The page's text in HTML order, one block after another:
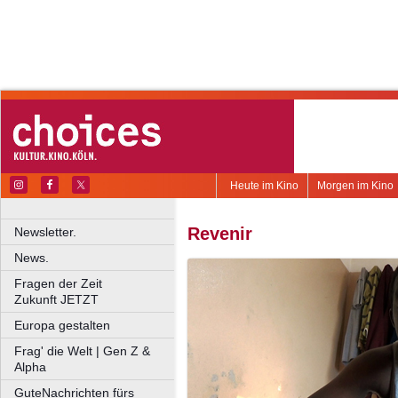
Morgen im Kino
Heute im Kino
Newsletter.
News.
Fragen der Zeit
Zukunft JETZT
Europa gestalten
Frag' die Welt | Gen Z &
Alpha
GuteNachrichten fürs
Revenir